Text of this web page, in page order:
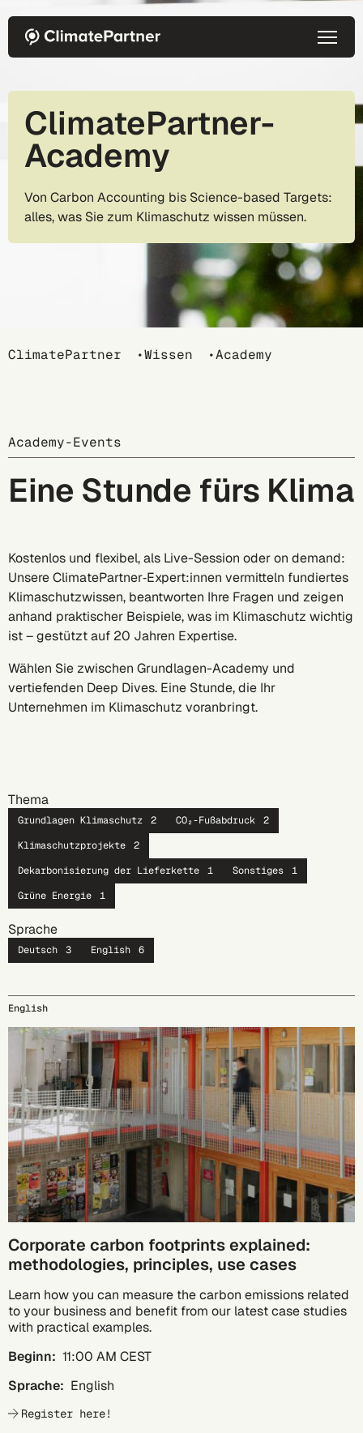
ClimatePartner-
Academy
Von Carbon Accounting bis Science-based Targets:
alles, was Sie zum Klimaschutz wissen müssen.
Breadcrumb
ClimatePartner Wissen Academy
Academy-Events
Eine Stunde fürs Klima
Kostenlos und flexibel, als Live-Session oder on demand:
Unsere ClimatePartner‑Expert:innen vermitteln fundiertes
Klimaschutzwissen, beantworten Ihre Fragen und zeigen
anhand praktischer Beispiele, was im Klimaschutz wichtig
ist – gestützt auf 20 Jahren Expertise.
Wählen Sie zwischen Grundlagen-Academy und
vertiefenden Deep Dives. Eine Stunde, die Ihr
Unternehmen im Klimaschutz voranbringt.
Thema
Grundlagen Klimaschutz 2 CO₂-Fußabdruck
2
Klimaschutzprojekte
2
Dekarbonisierung der Lieferkette
1 Sonstiges
1
Grüne Energie
1
Sprache
Deutsch 3 English 6
English
15.09.
Corporate carbon footprints explained:
methodologies, principles, use cases
Learn how you can measure the carbon emissions related
to your business and benefit from our latest case studies
with practical examples.
Beginn: 11:00 AM CEST
Sprache: English
Register here!